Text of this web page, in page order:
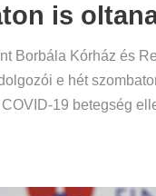
is
Borbála Kórház és
e hét
19 betegség